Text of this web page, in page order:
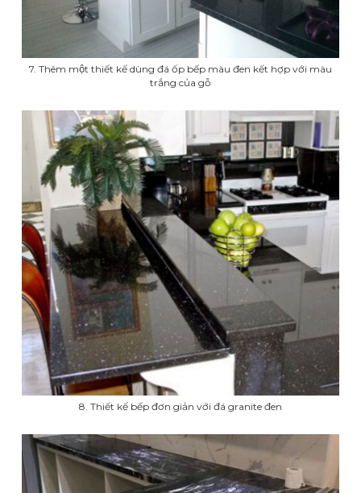
7. Thêm một thiết kế dùng đá ốp bếp màu đen kết hợp với màu
trắng của gỗ
8. Thiết kế bếp đơn giản với đá granite đen